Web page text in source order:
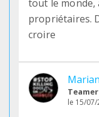
tout le monde,
propriétaires.
croire
Teamer
le 15/07/